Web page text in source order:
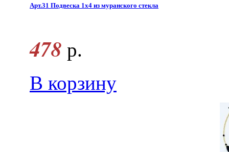
Арт.31 Подвеска 1х4 из муранского стекла
478 р.
В корзину